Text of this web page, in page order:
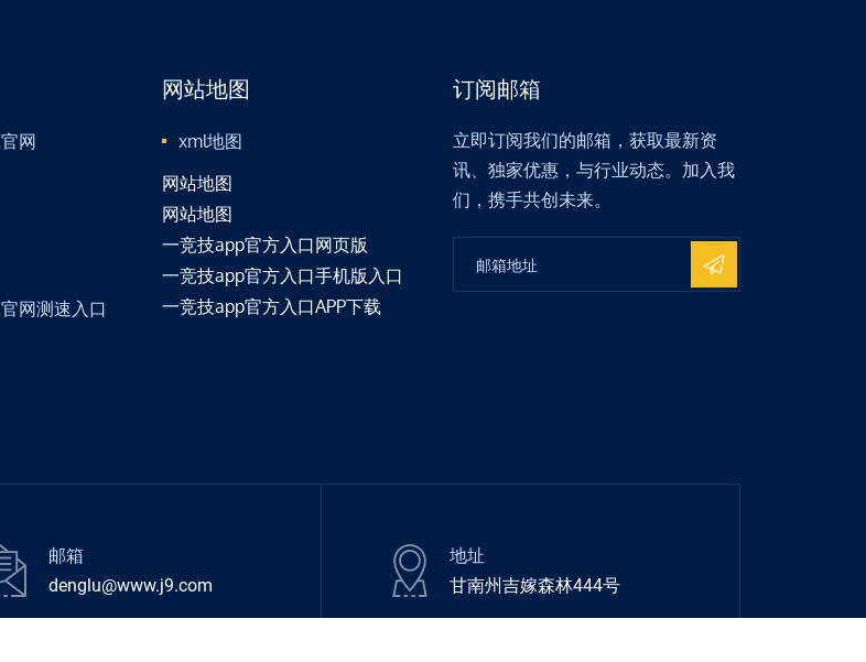
网
网测速入口
网站地图
xml地图
网站地图
网站地图
一竞技app官方入口网页版
一竞技app官方入口手机版入口
一竞技app官方入口APP下载
订阅邮箱
立即订阅我们的邮箱，获取最新资
讯、独家优惠，与行业动态。加入我
们，携手共创未来。
邮箱
denglu@www.j9.com
地址
甘南州吉嫁森林444号